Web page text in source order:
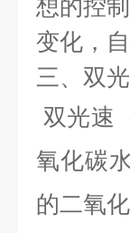
想的控制
变化，
三、双
双光速
氧化碳
的二氧